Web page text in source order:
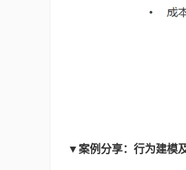
▼案例分享：行为建模